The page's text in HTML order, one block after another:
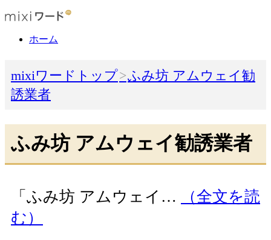
ホーム
mixiワードトップ
ふみ坊 アムウェイ勧
誘業者
ふみ坊 アムウェイ勧誘業者
「ふみ坊 アムウェイ…
（全文を読
む）